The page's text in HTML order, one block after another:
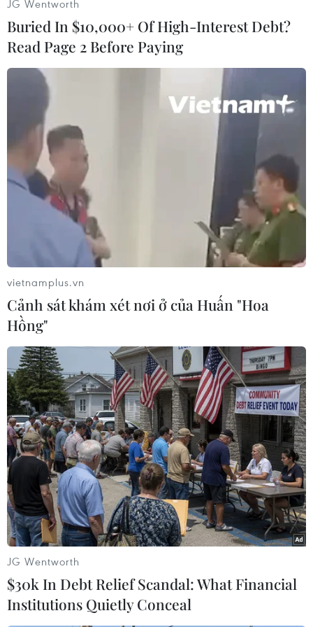
các văn phòng ở nước ngoài, Tổng thốngCorrea
cho biết sẽ giảm số văn phòng tổng lãnh sự từ
48 hiện nay xuống còn 5,trong khi tăng số văn
phòng lãnh sự hoặc tổ lãnh sự.
Mặt khác, trước cuối nămnay Ecuador sẽ đưa
vào hoạt động các văn phòng lãnh sự ảo, nhằm
tạo thuận lợithực hiện các thủ tục này./.
Quang Sơn/Buenos Aires (Vietnam+)
#Ecuador #Sứ quán #Đóng cửa
#Tương hỗ
Áo
Australia Ba Lan
Bồ Đào Nha
Ecuador
Hà Lan Hungary
Malaysia
Nga
Thụy Điển
JG Wentworth
Buried In $10,000+ Of High-Interest Debt?
Read Page 2 Before Paying
vietnamplus.vn
Cảnh sát khám xét nơi ở của Huấn "Hoa
Hồng"
JG Wentworth
$30k In Debt Relief Scandal: What Financial
Institutions Quietly Conceal